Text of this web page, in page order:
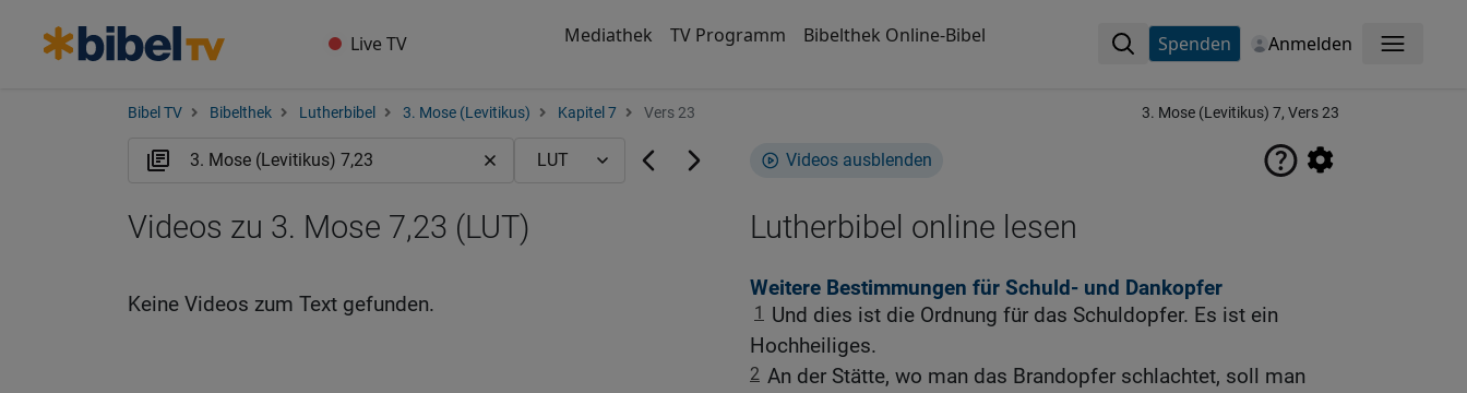
Live TV Mediathek TV Programm Bibelthek Online-Bibel Spenden Anmelden Menü
Bibel TV Bibelthek Lutherbibel 3. Mose (Levitikus) Kapitel 7 Vers 23 3. Mose (Levitikus) 7, Vers 23
Videos ausblenden
Lutherbibel online lesen
Weitere Bestimmungen für Schuld- und Dankopfer
1
Und dies ist die Ordnung für das Schuldopfer. Es ist ein
Hochheiliges.
2 An der Stätte, wo man das Brandopfer schlachtet, soll man
Videos zu 3. Mose 7,23 (LUT)
Keine Videos zum Text gefunden.